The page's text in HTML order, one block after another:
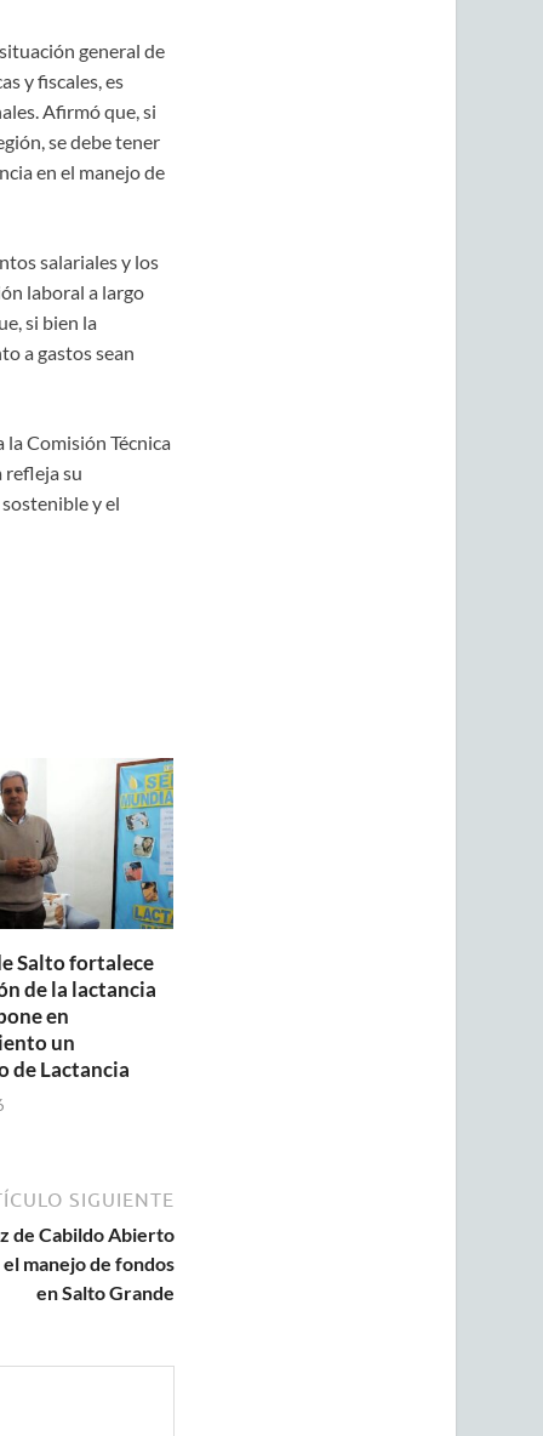
general de
y fiscales, es
Afirmó que, si
se debe tener
en el manejo de
salariales y los
laboral a largo
si bien la
a gastos sean
Comisión Técnica
refleja su
y el
Salto fortalece
de la lactancia
en
un
de Lactancia
SIGUIENTE
de Cabildo Abierto
manejo de fondos
en Salto Grande